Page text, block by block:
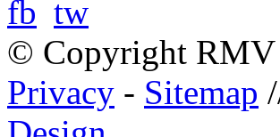
© Copyright RMV
Privacy - Sitemap